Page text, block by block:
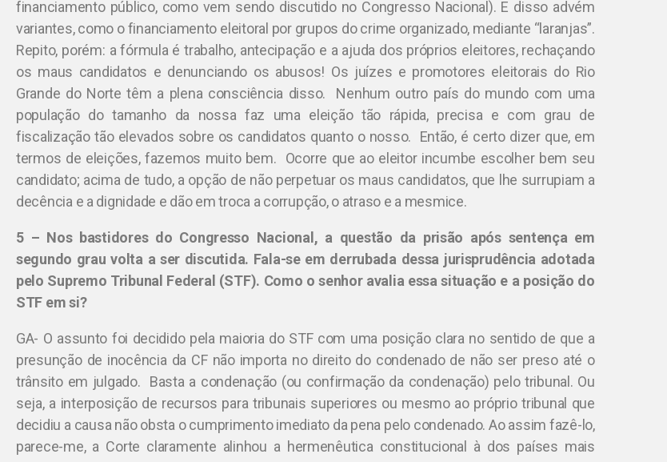
financiamento público, como vem sendo discutido no Congresso Nacional). E disso advém
variantes, como o financiamento eleitoral por grupos do crime organizado, mediante “laranjas”.
Repito, porém: a fórmula é trabalho, antecipação e a ajuda dos próprios eleitores, rechaçando
os maus candidatos e denunciando os abusos! Os juízes e promotores eleitorais do Rio
Grande do Norte têm a plena consciência disso. Nenhum outro país do mundo com uma
população do tamanho da nossa faz uma eleição tão rápida, precisa e com grau de
fiscalização tão elevados sobre os candidatos quanto o nosso. Então, é certo dizer que, em
termos de eleições, fazemos muito bem. Ocorre que ao eleitor incumbe escolher bem seu
candidato; acima de tudo, a opção de não perpetuar os maus candidatos, que lhe surrupiam a
decência e a dignidade e dão em troca a corrupção, o atraso e a mesmice.
5 – Nos bastidores do Congresso Nacional, a questão da prisão após sentença em
segundo grau volta a ser discutida. Fala-se em derrubada dessa jurisprudência adotada
pelo Supremo Tribunal Federal (STF). Como o senhor avalia essa situação e a posição do
STF em si?
GA- O assunto foi decidido pela maioria do STF com uma posição clara no sentido de que a
presunção de inocência da CF não importa no direito do condenado de não ser preso até o
trânsito em julgado. Basta a condenação (ou confirmação da condenação) pelo tribunal. Ou
seja, a interposição de recursos para tribunais superiores ou mesmo ao próprio tribunal que
decidiu a causa não obsta o cumprimento imediato da pena pelo condenado. Ao assim fazê-lo,
parece-me, a Corte claramente alinhou a hermenêutica constitucional à dos países mais